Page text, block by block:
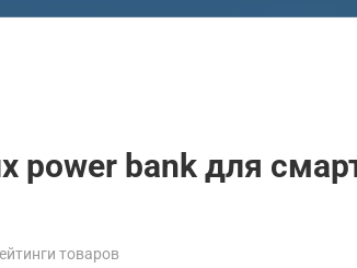
power bank для
товаров